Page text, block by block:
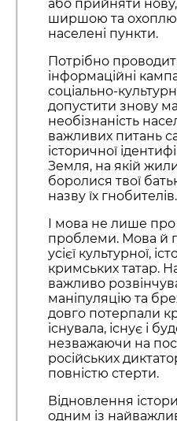
або прийняти
ширшою та
населені пункти.
Потрібно
інформаційні
соціально-
допустити знову
необізнаність
важливих питань
історичної
Земля, на якій
боролися твої
назву їх гнобителів.
І мова не лише
проблеми. Мова й
усієї культурної,
кримських татар.
важливо
маніпуляцію та
довго потерпали
існувала, існує і
незважаючи на
російських
повністю стерти.
Відновлення
одним із